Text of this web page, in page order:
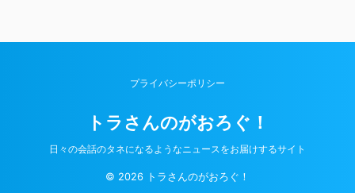
プライバシーポリシー
トラさんのがおろぐ！
日々の会話のタネになるようなニュースをお届けするサイト
© 2026 トラさんのがおろぐ！